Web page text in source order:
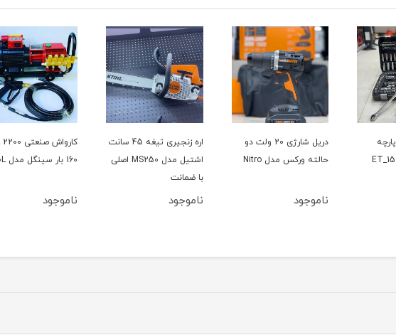
جعبه بکس 151 پارچه
دریل شارژی 20 ولت دو
حالته ورکس مدل Nitro
ناموجود
اره زنجیری تیغه 45 سانت
اشتیل مدل MS250 اصلی
با ضمانت
ناموجود
160 بار سینگل مدل YL100L
ناموجود